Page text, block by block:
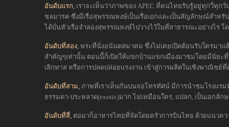
อันดับแรก, เราจะเห็นว่าภาพของ APEC ที่คนไทยรับรู้อยู่ทุกวี่ทุก
ชลมารค ซึ่งมีเรือสุพรรณหงษ์เป็นเรือเอกและเป็นสัญลักษณ์สำหรั
ได้บั่นหัวเรือจำลองสุพรรณหงษ์ไปวางไว้ในที่สาธารณะอย่างไร
อันดับที่สอง, พระที่นั่งอนันตสมาคม ซึ่งไม่เคยเปิดต้อนรับใครมา
สำคัญๆเท่านั้น ตอนนี้ก็เปิดให้แขกบ้านแขกเมืองมาชมโดยมีนัยะ
เลิกทาส หรือการปลดปล่อยแรงงาน เข้าสู่การผลิตในเชิงพาณิชย์
อันดับที่สาม, ภาพที่เราเห็นกันบนจอโทรทัศน์ มีการนำชมโรงแร
ธรรมดา-ประหลาด(exotic)มาก ไม่เหมือนใคร, แปลก, เป็นเอกลั
อันดับที่สี่, ต่อมาก็อาหารไทยที่จัดโดยครัวการบินไทย ด้วยแนวค